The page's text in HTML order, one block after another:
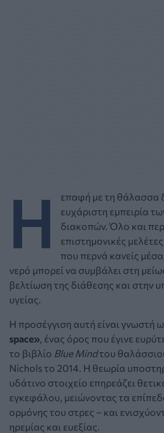
Η
επαφή με τη θάλασσα
ευχάριστη εμπειρία
διακοπών. Όλο και
επιστημονικές
που περνά κανείς
νερό μπορεί να συμβάλει στη
βελτίωση της διάθεσης και στην
υγείας.
Η προσέγγιση αυτή είναι γνωστή
space» , ένας όρος που έγινε
το βιβλίο Blue Mindτου
Nichols το 2014. Η θεωρία
υδάτινο στοιχείο επηρεάζει
εγκεφάλου, μειώνοντας τα
ορμόνης του στρες – και
ηρεμίας και ευεξίας.